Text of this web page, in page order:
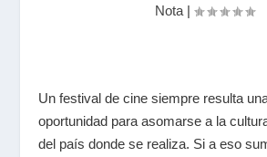
Nota|
Un festival de cine siempre resulta
oportunidad para asomarse a la
del país donde se realiza. Si a eso